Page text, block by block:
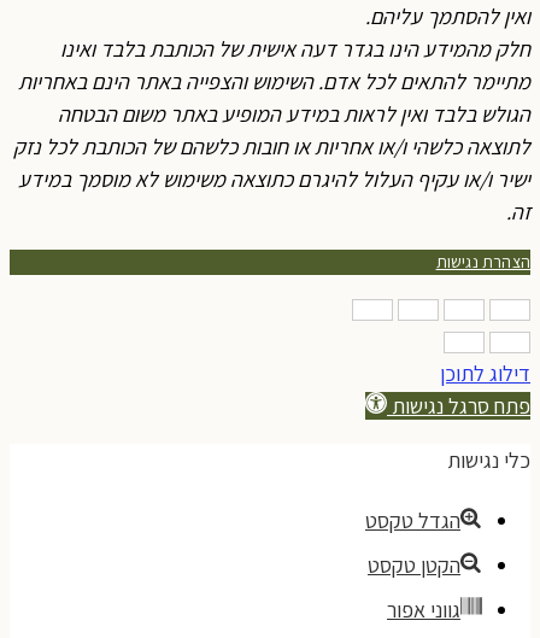
להסתמך עליהם.
מהמידע הינו בגדר דעה אישית של הכותבת בלבד ואינו
להתאים לכל אדם. השימוש והצפייה באתר הינם באחריות
בלבד ואין לראות במידע המופיע באתר משום הבטחה
כלשהי ו/או אחריות או חובות כלשהם של הכותבת לכל נזק
ו/או עקיף העלול להיגרם כתוצאה משימוש לא מוסמך במידע
נגישות
לתוכן
סרגל נגישות
נגישות
הגדל טקסט
הקטן טקסט
גווני אפור